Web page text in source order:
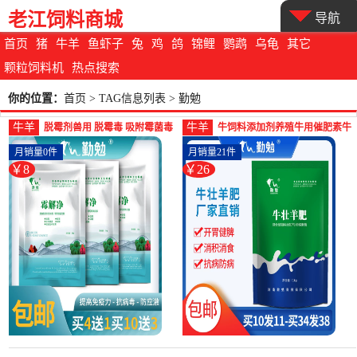
首页 猪 牛羊 鱼虾子 兔 鸡 鸽 锦鲤 鹦鹉 乌龟
其它
颗粒饲料机
热点搜索
老江饲料商城 导航
你的位置： 首页 > TAG信息列表 > 勤勉
牛羊
脱霉剂兽用 脱霉毒 吸附霉菌毒
素猪牛羊饲料添加剂脱-羊饲料
(勤勉旗舰店仅售7.8元)
￥8
月销量0件
牛羊
牛饲料添加剂养殖牛用催肥素牛
羊生长素兽用催肥牛饲料-羊饲
料(勤勉旗舰店仅售25.9元)
￥26
月销量21件